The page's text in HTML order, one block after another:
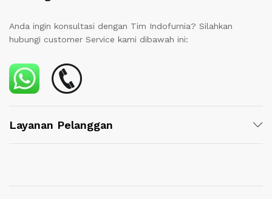
Anda ingin konsultasi dengan Tim Indofurnia? Silahkan
hubungi customer Service kami dibawah ini:
Layanan Pelanggan